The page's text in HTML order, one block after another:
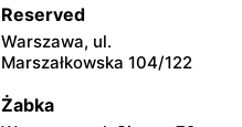
CCC
Grodzisk Mazowiecki, ul.
Królewska 48
CCC
Reserved
Warszawa, ul.
Marszałkowska 104/122
Żabka